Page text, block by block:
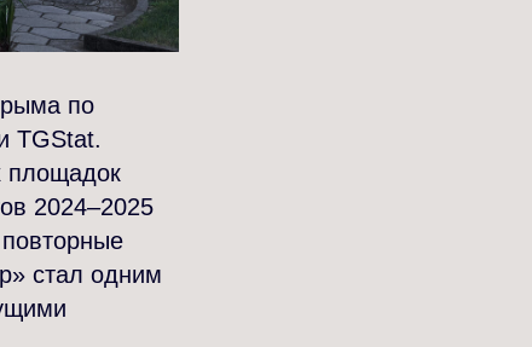
по
TGStat.
площадок
2024–2025
стал одним